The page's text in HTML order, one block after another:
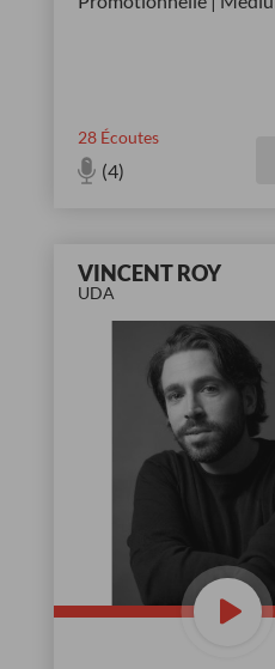
28 Écoutes
(4)
VINCENT ROY
UDA